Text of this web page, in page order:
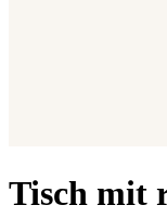
Tisch mit